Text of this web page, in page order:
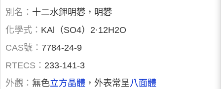
別名： 十二水鉀明礬，明礬
化學式： KAl（SO4）2·12H2O
CAS號： 7784-24-9
RTECS： 233-141-3
外觀： 無色立方晶體 ，外表常呈八面體